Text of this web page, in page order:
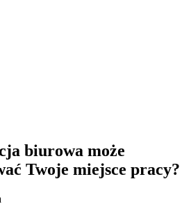
biurowa może
Twoje miejsce pracy?